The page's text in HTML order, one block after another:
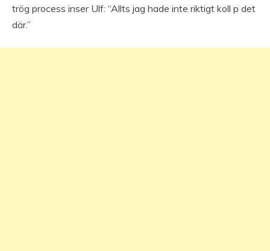
trög process inser Ulf: “Allts jag hade inte riktigt koll p det
där.”